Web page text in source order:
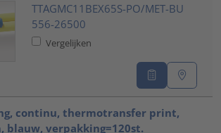
TTAGMC11BEX65S-PO/MET-BU
556-26500
Vergelijken
continu, thermotransfer print,
blauw, verpakking=120st.